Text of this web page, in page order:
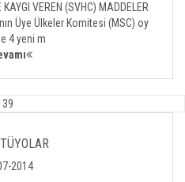
KAYGI VEREN (SVHC) MADDELER
Üye Ülkeler Komitesi (MSC) oy
4 yeni m
39
2014